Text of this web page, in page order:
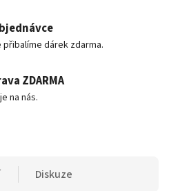
dárek zdarma.
ZDARMA
na nás.
Diskuze